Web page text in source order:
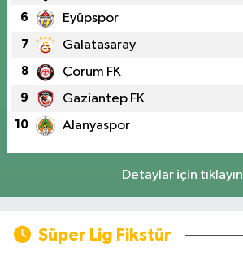
6 Eyüpspor
7 Galatasaray
8 Çorum FK
9 Gaziantep FK
10 Alanyaspor
Detaylar için tıklayın
Süper Lig Fikstür